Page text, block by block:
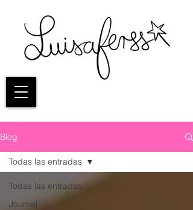
Blog
Todas las entradas
Journal
Todas las entradas